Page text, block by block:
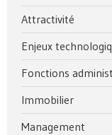
Attractivité
Enjeux
Fonctions
Immobilier
Management